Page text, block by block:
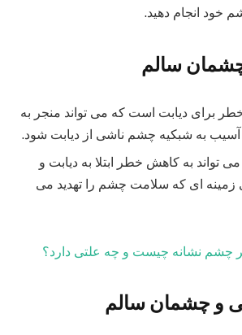
انجام دهید.
سالم
برای دیابت است که می تواند منجر به
آسیب به شبکیه چشم ناشی از دیابت شود.
تواند به کاهش خطر ابتلا به دیابت و
زمینه ای که سلامت چشم را تهدید می
چشم نشانه چیست و چه علتی دارد؟
و چشمان سالم